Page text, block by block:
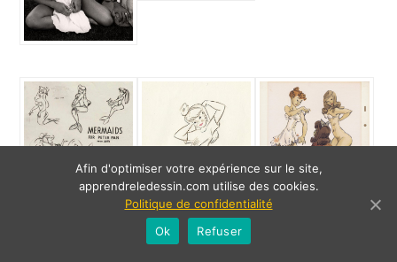
Afin d'optimiser votre expérience sur le site,
apprendreledessin.com utilise des cookies.
Politique de confidentialité
Ok
Refuser